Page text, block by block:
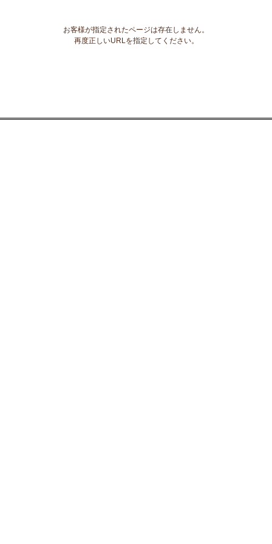
お客様が指定されたページは存在しません。
再度正しいURLを指定してください。